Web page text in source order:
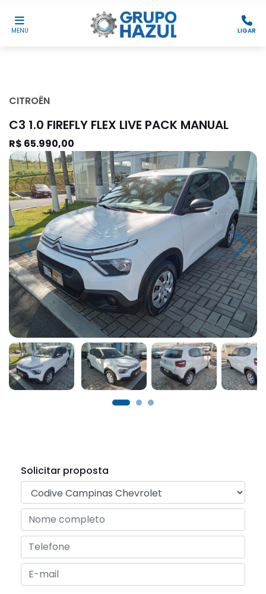
MENU LIGAR
CITROËN
C3 1.0 FIREFLY FLEX LIVE PACK MANUAL
R$ 65.990,00
Previous Next
Solicitar proposta